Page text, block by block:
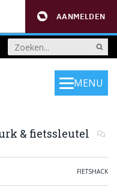
AANMELDEN
MENU
& fietssleutel
FIETSHACK